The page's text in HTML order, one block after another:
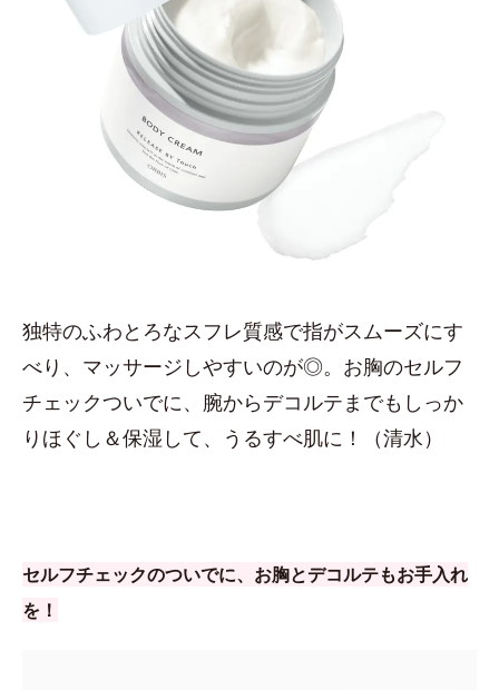
独特のふわとろなスフレ質感で指がスムーズにす
べり、マッサージしやすいのが◎。お胸のセルフ
チェックついでに、腕からデコルテまでもしっか
りほぐし＆保湿して、うるすべ肌に！（清水）
セルフチェックのついでに、お胸とデコルテもお手入れ
を！